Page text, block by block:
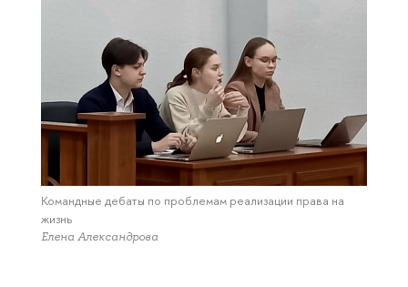
Командные дебаты по проблемам реализации права на
жизнь
Елена Александрова